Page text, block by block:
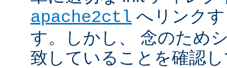
apache2ctl へリンク
す。しかし、 念のため
致していることを確認